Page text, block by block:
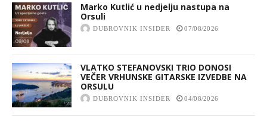
Marko Kutlić u nedjelju nastupa na
Orsuli
DUBROVNIK INSIDER 07/08/2026
VLATKO STEFANOVSKI TRIO DONOSI
VEČER VRHUNSKE GITARSKE IZVEDBE NA
ORSULU
DUBROVNIK INSIDER 04/08/2026